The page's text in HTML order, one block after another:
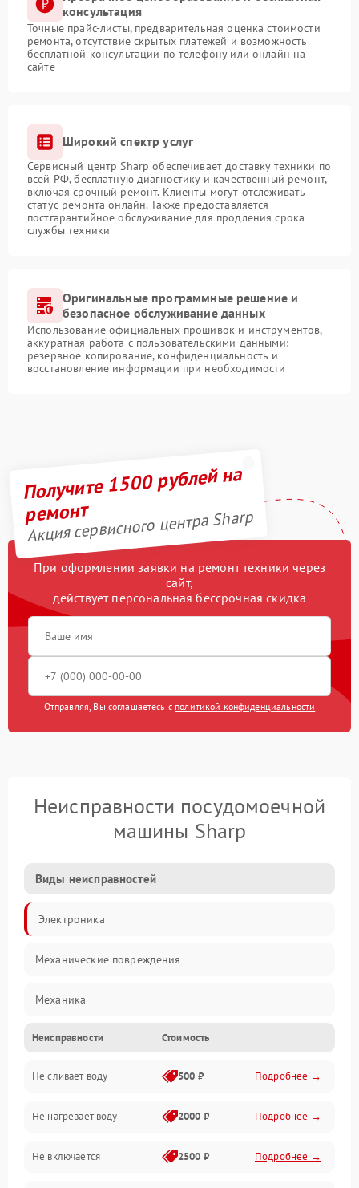
консультация
Точные прайс-листы, предварительная оценка стоимости
ремонта, отсутствие скрытых платежей и возможность
бесплатной консультации по телефону или онлайн на
сайте
Широкий спектр услуг
Сервисный центр Sharp обеспечивает доставку техники по
всей РФ, бесплатную диагностику и качественный ремонт,
включая срочный ремонт. Клиенты могут отслеживать
статус ремонта онлайн. Также предоставляется
постгарантийное обслуживание для продления срока
службы техники
Оригинальные программные решение и
безопасное обслуживание данных
Использование официальных прошивок и инструментов,
аккуратная работа с пользовательскими данными:
резервное копирование, конфиденциальность и
восстановление информации при необходимости
Получите 1500 рублей на
ремонт
Акция сервисного центра Sharp
При оформлении заявки на ремонт техники через
сайт,
действует персональная бессрочная скидка
Отправляя, Вы соглашаетесь с политикой конфиденциальности
Неисправности посудомоечной
машины Sharp
Виды неисправностей
Электроника
Механические повреждения
Механика
Управление
Электропитание
Датчики
Нагрев
Неисправности Стоимость
Не сливает воду 500 ₽ Подробнее →
Не нагревает воду 2000 ₽ Подробнее →
Не включается 2500 ₽ Подробнее →